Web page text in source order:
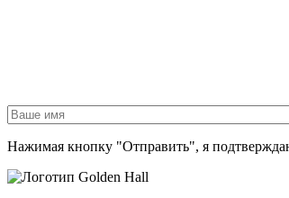
Нажимая кнопку "Отправить", я